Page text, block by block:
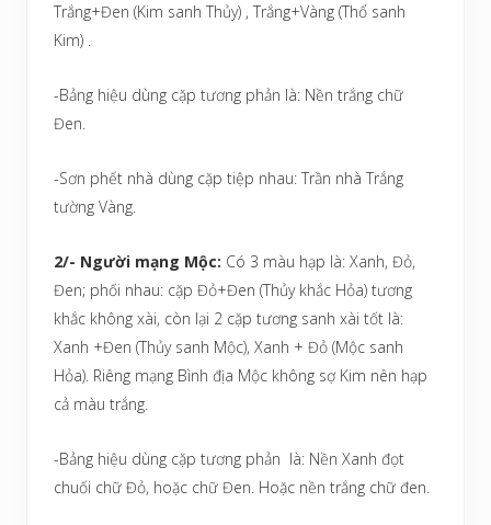
Trắng+Đen (Kim sanh Thủy) , Trắng+Vàng (Thổ sanh
Kim) .
-Bảng hiệu dùng cặp tương phản là: Nền trắng chữ
Đen.
-Sơn phết nhà dùng cặp tiệp nhau: Trần nhà Trắng
tường Vàng.
2/- Người mạng Mộc: Có 3 màu hạp là: Xanh, Đỏ,
Đen; phối nhau: cặp Đỏ+Đen (Thủy khắc Hỏa) tương
khắc không xài, còn lại 2 cặp tương sanh xài tốt là:
Xanh +Đen (Thủy sanh Mộc), Xanh + Đỏ (Mộc sanh
Hỏa). Riêng mạng Bình địa Mộc không sợ Kim nên hạp
cả màu trắng.
-Bảng hiệu dùng cặp tương phản là: Nền Xanh đọt
chuối chữ Đỏ, hoặc chữ Đen. Hoặc nền trắng chữ đen.